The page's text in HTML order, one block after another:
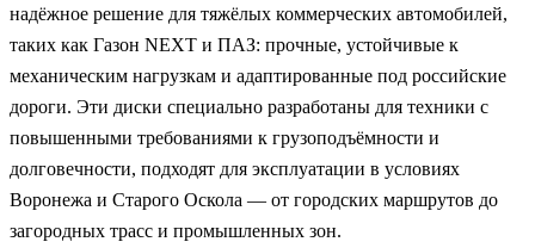
надёжное решение для тяжёлых коммерческих автомобилей,
таких как Газон NEXT и ПАЗ: прочные, устойчивые к
механическим нагрузкам и адаптированные под российские
дороги. Эти диски специально разработаны для техники с
повышенными требованиями к грузоподъёмности и
долговечности, подходят для эксплуатации в условиях
Воронежа и Старого Оскола — от городских маршрутов до
загородных трасс и промышленных зон.